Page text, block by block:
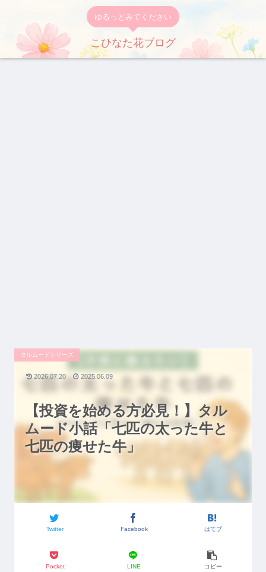
ゆるっとみてください
こひなた花ブログ
【投資を始める方必見！】タル
ムード小話「七匹の太った牛と
七匹の痩せた牛」
タルムードシリーズ
Twitter Facebook はてブ
Pocket LINE コピー
2026.07.20 2025.06.09